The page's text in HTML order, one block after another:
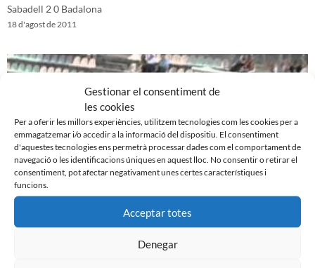
Gestionar el consentiment de
les cookies
Per a oferir les millors experiències, utilitzem tecnologies com les cookies per a
emmagatzemar i/o accedir a la informació del dispositiu. El consentiment
d'aquestes tecnologies ens permetrà processar dades com el comportament de
navegació o les identificacions úniques en aquest lloc. No consentir o retirar el
consentiment, pot afectar negativament unes certes característiques i
funcions.
Acceptar totes
Denegar
Sabadell 2 0 Badalona
18 d'agost de 2011
Reus 1-0 CE Sabadell (amistós)